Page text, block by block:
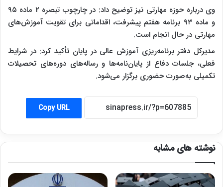
وی درباره حوزه مهارتی نیز توضیح داد: در چارچوب تبصره ۲ ماده ۹۵
و ماده ۹۳ برنامه هفتم پیشرفت، اقداماتی برای تقویت آموزش‌های
مهارتی در حال انجام است.
مدیرکل دفتر برنامه‌ریزی آموزش عالی در پایان تأکید کرد: در شرایط
فعلی، جلسات دفاع از پایان‌نامه‌ها و رساله‌های دوره‌های تحصیلات
تکمیلی به‌صورت حضوری برگزار می‌شود.
Copy URL
نوشته های مشابه